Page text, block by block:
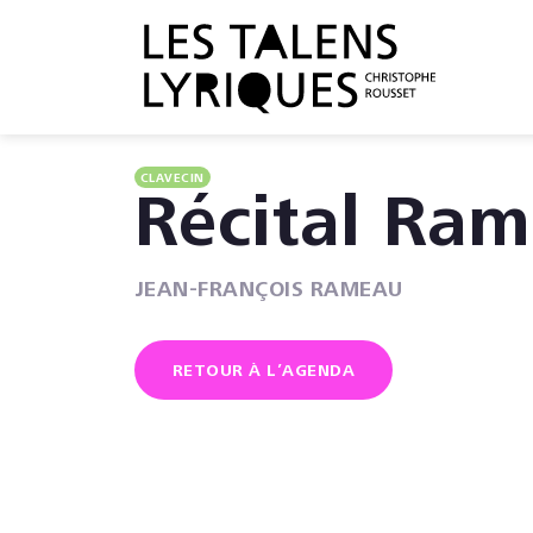
CLAVECIN
Récital
JEAN-FRANÇOIS RAMEAU
RETOUR À L’AGENDA